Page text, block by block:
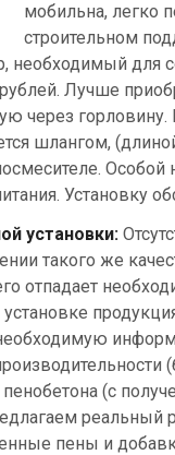
мобильна, легко
строительном
необходимый для
Лучше
через
шлангом,
Особой
Установку
установки:
такого же
отпадает
(с
реальный
пены и